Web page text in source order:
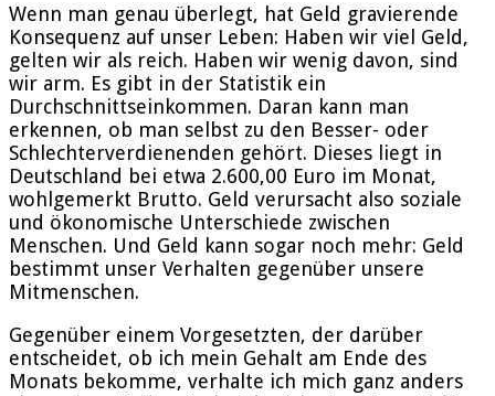
Wenn man genau überlegt, hat Geld gravierende
Konsequenz auf unser Leben: Haben wir viel Geld,
gelten wir als reich. Haben wir wenig davon, sind
wir arm. Es gibt in der Statistik ein
Durchschnittseinkommen. Daran kann man
erkennen, ob man selbst zu den Besser- oder
Schlechterverdienenden gehört. Dieses liegt in
Deutschland bei etwa 2.600,00 Euro im Monat,
wohlgemerkt Brutto. Geld verursacht also soziale
und ökonomische Unterschiede zwischen
Menschen. Und Geld kann sogar noch mehr: Geld
bestimmt unser Verhalten gegenüber unsere
Mitmenschen.
Gegenüber einem Vorgesetzten, der darüber
entscheidet, ob ich mein Gehalt am Ende des
Monats bekomme, verhalte ich mich ganz anders